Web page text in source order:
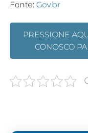
Fonte: Gov.br
PRESSIONE
CONOSCO